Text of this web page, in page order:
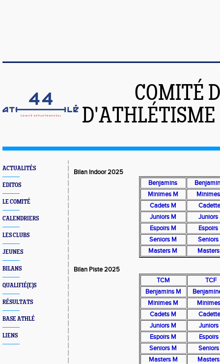
COMITÉ
D'ATHLÉTISME
ACTUALITÉS
EDITOS
LE COMITÉ
CALENDRIERS
LES CLUBS
JEUNES
BILANS
QUALIFIÉ(E)S
RÉSULTATS
BASE ATHLÉ
LIENS
Bilan Indoor 2025
Benjamins
Minimes M
Cadets M
Juniors M
Juniors
Espoirs M
Espoirs
Seniors M
Seniors
Masters M
Bilan Piste 2025
TCM
TCF
Benjamins M
Minimes M
Cadets M
Juniors M
Juniors
Espoirs M
Espoirs
Seniors M
Seniors
Masters M